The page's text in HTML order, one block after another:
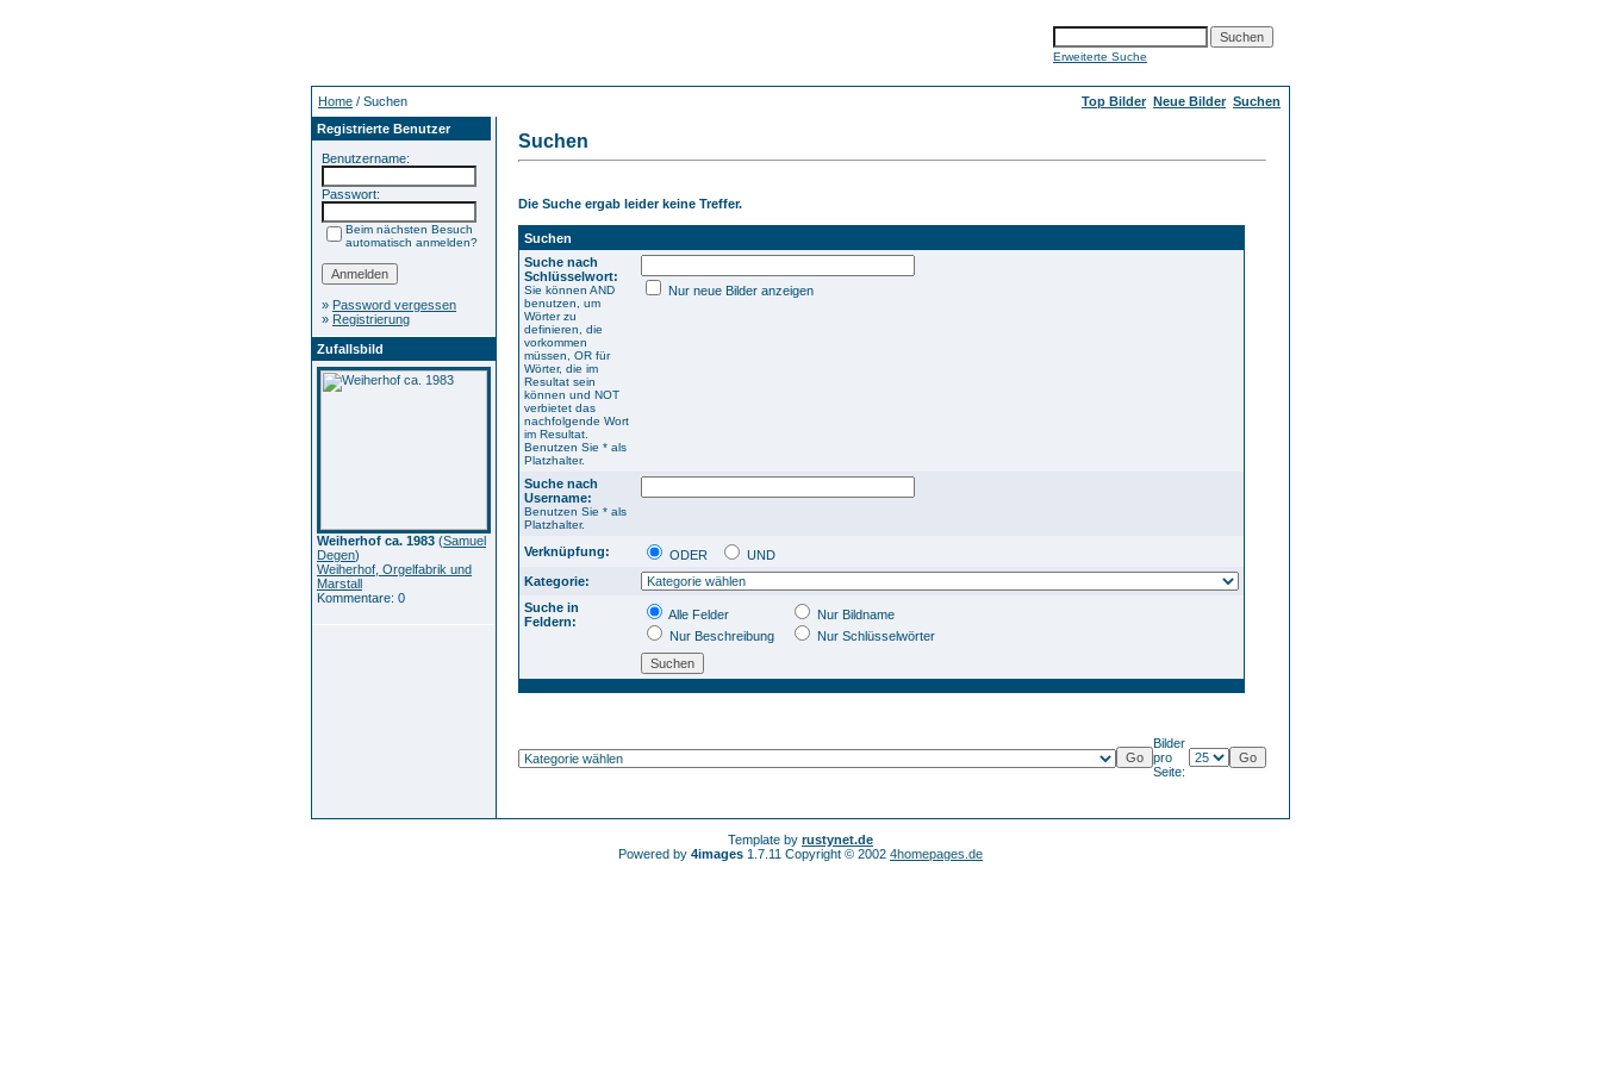
Erweiterte Suche
Home / Suchen Top Bilder Neue Bilder Suchen
Registrierte Benutzer
Benutzername:
Passwort:
Beim nächsten Besuch
automatisch anmelden?
» Password vergessen
» Registrierung
Zufallsbild
Weiherhof ca. 1983 (Samuel
Degen)
Weiherhof, Orgelfabrik und
Marstall
Kommentare: 0
Suchen
Die Suche ergab leider keine Treffer.
Suchen
Suche nach
Schlüsselwort:
Sie können AND
benutzen, um
Wörter zu
definieren, die
vorkommen
müssen, OR für
Wörter, die im
Resultat sein
können und NOT
verbietet das
nachfolgende Wort
im Resultat.
Benutzen Sie * als
Platzhalter.
Nur neue Bilder anzeigen
Suche nach
Username:
Benutzen Sie * als
Platzhalter.
Verknüpfung: ODER
UND
Kategorie:
Suche in
Feldern:
Alle Felder
Nur Bildname
Nur Beschreibung
Nur Schlüsselwörter
Bilder
pro
Seite:
Template by rustynet.de
Powered by 4images 1.7.11 Copyright © 2002 4homepages.de